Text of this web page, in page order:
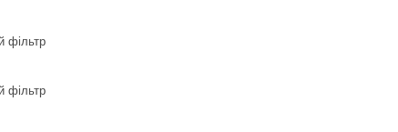
фільтр
фільтр